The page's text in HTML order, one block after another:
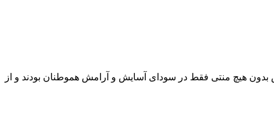
بدون هیچ منتی فقط در سودای آسایش و آرامش هموطنان بودند و از